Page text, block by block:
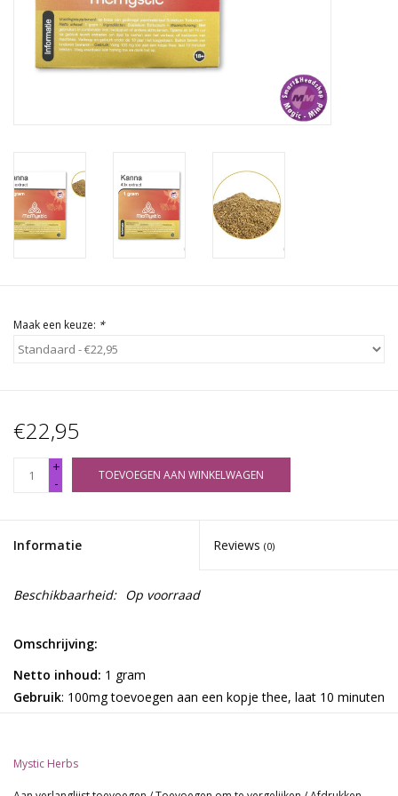
Rituals & Wierook
Maak een keuze: *
€22,95
+
-
TOEVOEGEN AAN WINKELWAGEN
Informatie Reviews (0)
Beschikbaarheid: Op voorraad
Omschrijving:
Netto inhoud: 1 gram
Gebruik: 100mg toevoegen aan een kopje thee, laat 10 minuten
Over Kanna van McMystic:
Mystic Herbs